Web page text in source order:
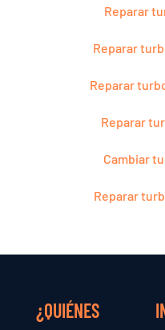
Reparar
Reparar
Reparar
Reparar
Cambiar
Reparar
¿QUIÉNES